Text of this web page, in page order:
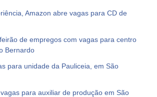
Amazon abre vagas para CD de
de empregos com vagas para centro
Bernardo
para unidade da Pauliceia, em São
para auxiliar de produção em São